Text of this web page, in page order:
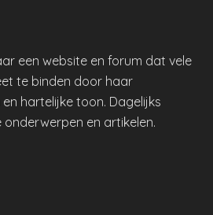
een website en forum dat vele
te binden door haar
hartelijke toon. Dagelijks
onderwerpen en artikelen.